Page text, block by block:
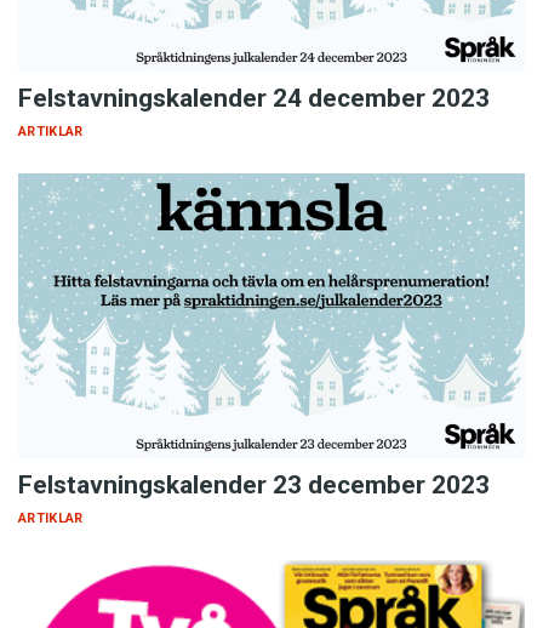
Felstavningskalender 24 december 2023
ARTIKLAR
Felstavningskalender 23 december 2023
ARTIKLAR